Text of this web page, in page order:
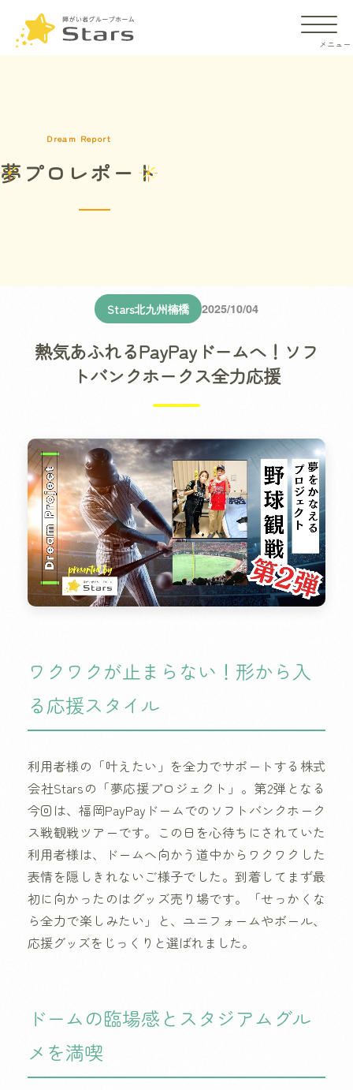
施設の違い
Starsの沿革
役員紹介
求人・採用情報
大阪・関西エリアでの募集
関東エリアでの募集
九州エリアでの募集
Dream Report
夢プロレポート
Stars北九州楠橋 2025/10/04
熱気あふれるPayPayドームへ！ソフ
トバンクホークス全力応援
ワクワクが止まらない！形から入
る応援スタイル
利用者様の「叶えたい」を全力でサポートする株式
会社Starsの「夢応援プロジェクト」。第2弾となる
今回は、福岡PayPayドームでのソフトバンクホーク
ス戦観戦ツアーです。この日を心待ちにされていた
利用者様は、ドームへ向かう道中からワクワクした
表情を隠しきれないご様子でした。到着してまず最
初に向かったのはグッズ売り場です。「せっかくな
ら全力で楽しみたい」と、ユニフォームやボール、
応援グッズをじっくりと選ばれました。
ドームの臨場感とスタジアムグル
メを満喫